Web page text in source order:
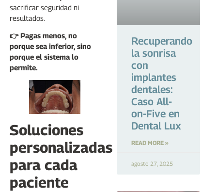
Recuperando
la sonrisa
con
implantes
dentales:
Caso All-
on-Five en
Dental Lux
READ MORE »
agosto 27, 2025
sacrificar seguridad ni
resultados.
👉 Pagas menos, no
porque sea inferior, sino
porque el sistema lo
permite.
Soluciones
personalizadas
para cada
paciente